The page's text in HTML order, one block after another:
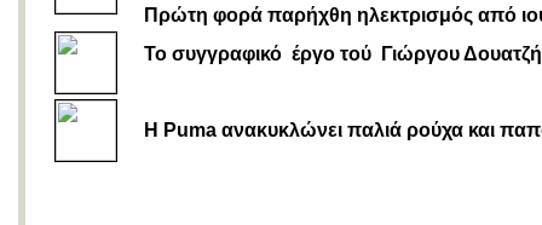
Πρώτη φορά παρήχθη ηλεκτρισμός από
Το συγγραφικό έργο τού Γιώργου Δουατζή
Η Puma ανακυκλώνει παλιά ρούχα και